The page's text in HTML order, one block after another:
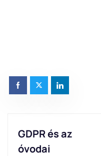
GDPR és az
óvodai